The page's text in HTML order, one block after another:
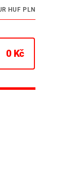
HUF PLN
0 Kč